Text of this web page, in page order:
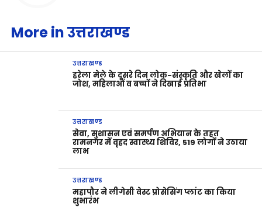
More in उत्तराखण्ड
उत्तराखण्ड
हरेला मेले के दूसरे दिन लोक-संस्कृति और खेलों का
जोश, महिलाओं व बच्चों ने दिखाई प्रतिभा
उत्तराखण्ड
सेवा, सुशासन एवं समर्पण अभियान के तहत
रामनगर में वृहद स्वास्थ्य शिविर, 519 लोगों ने उठाया
लाभ
उत्तराखण्ड
महापौर ने लीगेसी वेस्ट प्रोसेसिंग प्लांट का किया
शुभारंभ